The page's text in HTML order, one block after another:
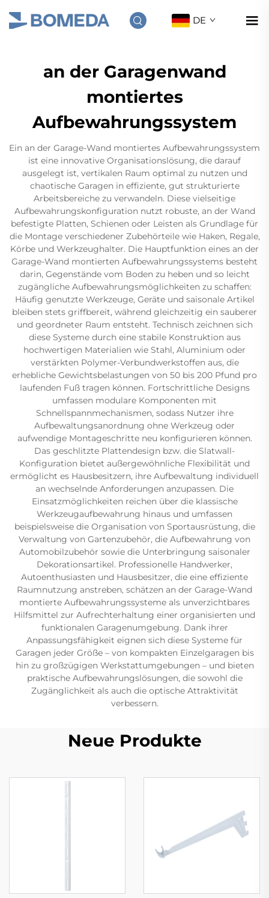
DE
an der Garagenwand
montiertes
Aufbewahrungssystem
Ein an der Garage-Wand montiertes Aufbewahrungssystem
ist eine innovative Organisationslösung, die darauf
ausgelegt ist, vertikalen Raum optimal zu nutzen und
chaotische Garagen in effiziente, gut strukturierte
Arbeitsbereiche zu verwandeln. Diese vielseitige
Aufbewahrungskonfiguration nutzt robuste, an der Wand
befestigte Platten, Schienen oder Leisten als Grundlage für
die Montage verschiedener Zubehörteile wie Haken, Regale,
Körbe und Werkzeughalter. Die Hauptfunktion eines an der
Garage-Wand montierten Aufbewahrungssystems besteht
darin, Gegenstände vom Boden zu heben und so leicht
zugängliche Aufbewahrungsmöglichkeiten zu schaffen:
Häufig genutzte Werkzeuge, Geräte und saisonale Artikel
bleiben stets griffbereit, während gleichzeitig ein sauberer
und geordneter Raum entsteht. Technisch zeichnen sich
diese Systeme durch eine stabile Konstruktion aus
hochwertigen Materialien wie Stahl, Aluminium oder
verstärkten Polymer-Verbundwerkstoffen aus, die
erhebliche Gewichtsbelastungen von 50 bis 200 Pfund pro
laufenden Fuß tragen können. Fortschrittliche Designs
umfassen modulare Komponenten mit
Schnellspannmechanismen, sodass Nutzer ihre
Aufbewaltungsanordnung ohne Werkzeug oder
aufwendige Montageschritte neu konfigurieren können.
Das geschlitzte Plattendesign bzw. die Slatwall-
Konfiguration bietet außergewöhnliche Flexibilität und
ermöglicht es Hausbesitzern, ihre Aufbewaltung individuell
an wechselnde Anforderungen anzupassen. Die
Einsatzmöglichkeiten reichen über die klassische
Werkzeugaufbewahrung hinaus und umfassen
beispielsweise die Organisation von Sportausrüstung, die
Verwaltung von Gartenzubehör, die Aufbewahrung von
Automobilzubehör sowie die Unterbringung saisonaler
Dekorationsartikel. Professionelle Handwerker,
Autoenthusiasten und Hausbesitzer, die eine effiziente
Raumnutzung anstreben, schätzen an der Garage-Wand
montierte Aufbewahrungssysteme als unverzichtbares
Hilfsmittel zur Aufrechterhaltung einer organisierten und
funktionalen Garagenumgebung. Dank ihrer
Anpassungsfähigkeit eignen sich diese Systeme für
Garagen jeder Größe – von kompakten Einzelgaragen bis
hin zu großzügigen Werkstattumgebungen – und bieten
praktische Aufbewahrungslösungen, die sowohl die
Zugänglichkeit als auch die optische Attraktivität
verbessern.
Neue Produkte